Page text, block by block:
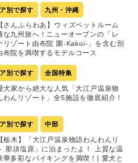
別で探す 九州・沖縄
さんふらわあ】ウィズペットルーム
な九州旅へ！ニューオープンの「レ
リゾート由布院 圍-Kakoi-」を含む別
布院を満喫するモデルコース
別で探す 全国特集
犬家から絶大な人気「大江戸温泉物
わんリゾート」全5施設を徹底紹介！
別で探す 中部
栃木】「大江戸温泉物語わんわんリ
那須塩原」に泊まったよ！ 上質な温
華多彩なバイキングを満喫！| 愛犬と